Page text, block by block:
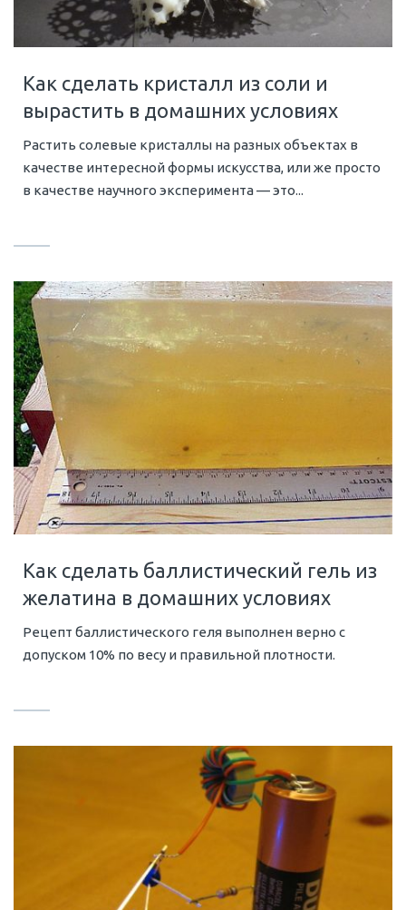
Как сделать кристалл из соли и
вырастить в домашних условиях
Растить солевые кристаллы на разных объектах в
качестве интересной формы искусства, или же просто
в качестве научного эксперимента — это...
Как сделать баллистический гель из
желатина в домашних условиях
Рецепт баллистического геля выполнен верно с
допуском 10% по весу и правильной плотности.